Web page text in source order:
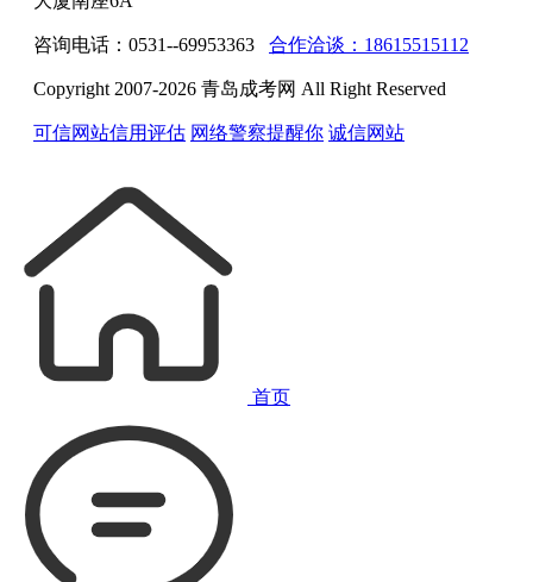
咨询电话：0531--69953363 合作洽谈：18615515112
Copyright 2007-2026 青岛成考网 All Right Reserved
可信网站信用评估 网络警察提醒你 诚信网站
首页